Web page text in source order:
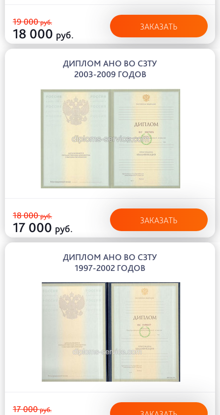
19 000руб.
18 000 руб.
ЗАКАЗАТЬ
ДИПЛОМ АНО ВО СЗТУ
2003-2009 ГОДОВ
18 000руб.
17 000 руб.
ЗАКАЗАТЬ
ДИПЛОМ АНО ВО СЗТУ
1997-2002 ГОДОВ
17 000руб.